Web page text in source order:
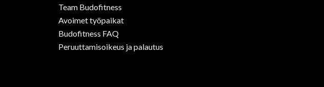
Team Budofitness
Avoimet työpaikat
Budofitness FAQ
Peruuttamisoikeus ja palautus